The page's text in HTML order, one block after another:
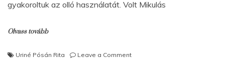
gyakoroltuk az olló használatát. Volt Mikulás
Olvass tovább
Uriné Pósán Rita Leave a Commenton